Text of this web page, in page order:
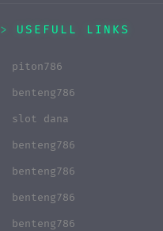
USEFULL LINKS
piton786
benteng786
slot dana
benteng786
benteng786
benteng786
benteng786